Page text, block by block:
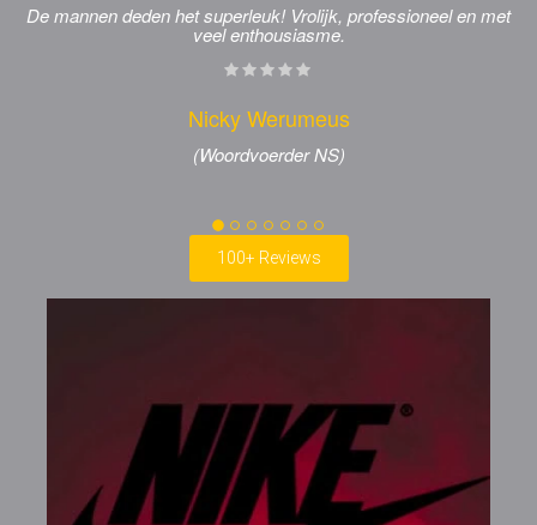
De mannen deden het superleuk! Vrolijk, professioneel en met
veel enthousiasme.
Nicky Werumeus
(Woordvoerder NS)
100+ Reviews